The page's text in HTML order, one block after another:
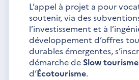
L’appel à projet a pour
soutenir, via des
l’investissement et à
développement d’offres
durables émergentes,
démarche de Slow tourisme
d’Écotourisme.